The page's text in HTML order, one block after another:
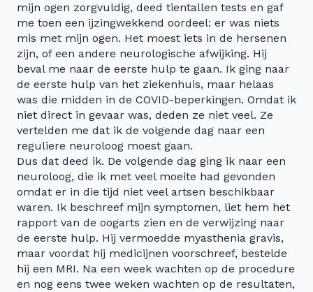
mijn ogen zorgvuldig, deed tientallen tests en gaf
me toen een ijzingwekkend oordeel: er was niets
mis met mijn ogen. Het moest iets in de hersenen
zijn, of een andere neurologische afwijking. Hij
beval me naar de eerste hulp te gaan. Ik ging naar
de eerste hulp van het ziekenhuis, maar helaas
was die midden in de COVID-beperkingen. Omdat ik
niet direct in gevaar was, deden ze niet veel. Ze
vertelden me dat ik de volgende dag naar een
reguliere neuroloog moest gaan.
Dus dat deed ik. De volgende dag ging ik naar een
neuroloog, die ik met veel moeite had gevonden
omdat er in die tijd niet veel artsen beschikbaar
waren. Ik beschreef mijn symptomen, liet hem het
rapport van de oogarts zien en de verwijzing naar
de eerste hulp. Hij vermoedde myasthenia gravis,
maar voordat hij medicijnen voorschreef, bestelde
hij een MRI. Na een week wachten op de procedure
en nog eens twee weken wachten op de resultaten,